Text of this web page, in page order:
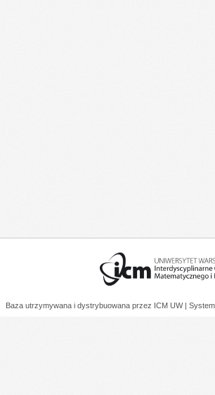
Baza utrzymywana i dystrybuowana przez ICM UW |